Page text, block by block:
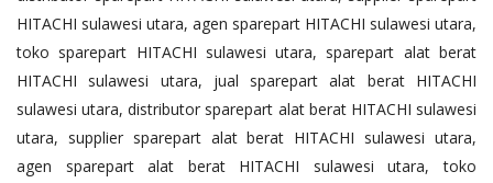
HITACHI sulawesi utara, agen sparepart HITACHI sulawesi utara,
toko sparepart HITACHI sulawesi utara, sparepart alat berat
HITACHI sulawesi utara, jual sparepart alat berat HITACHI
sulawesi utara, distributor sparepart alat berat HITACHI sulawesi
utara, supplier sparepart alat berat HITACHI sulawesi utara,
agen sparepart alat berat HITACHI sulawesi utara, toko